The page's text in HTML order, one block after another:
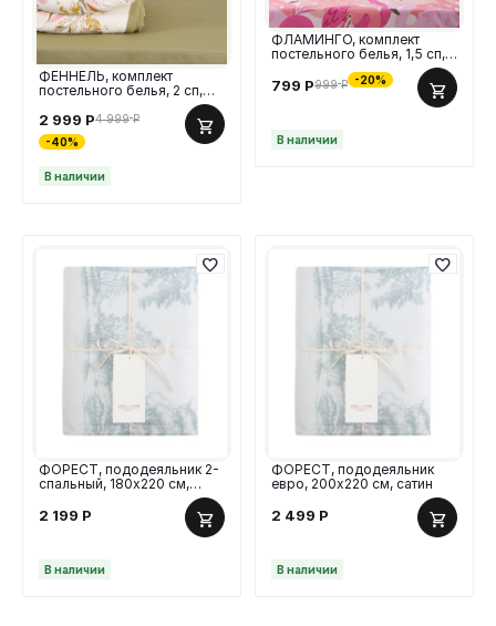
ФЕННЕЛЬ, комплект
постельного белья, 2 сп,
2 999 Р4 999 Р
-40%
В наличии
ФЛАМИНГО, комплект
постельного белья, 1,5 сп,
наволочки и простыня,
розовый
799 Р999 Р -20%
В наличии
ФОРЕСТ, пододеяльник 2-
спальный, 180х220 см,
2 199 Р
В наличии
ФОРЕСТ, пододеяльник
евро, 200х220 см, сатин
2 499 Р
В наличии